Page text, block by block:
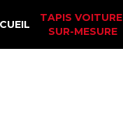
TAPIS VOITURE
SUR-MESURE